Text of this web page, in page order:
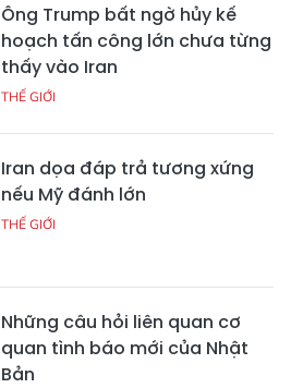
Ông Trump bất ngờ hủy kế
hoạch tấn công lớn chưa từng
thấy vào Iran
THẾ GIỚI
Iran dọa đáp trả tương xứng
nếu Mỹ đánh lớn
THẾ GIỚI
Những câu hỏi liên quan cơ
quan tình báo mới của Nhật
Bản